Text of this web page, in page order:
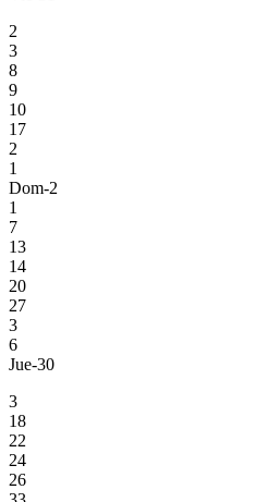
2
3
8
9
10
17
2
1
Dom-2
1
7
13
14
20
27
3
6
Jue-30
3
18
22
24
26